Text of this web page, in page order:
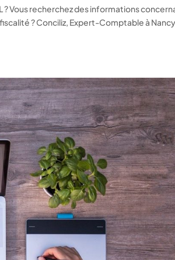
? Vous recherchez des informations
? Conciliz, Expert-Comptable à